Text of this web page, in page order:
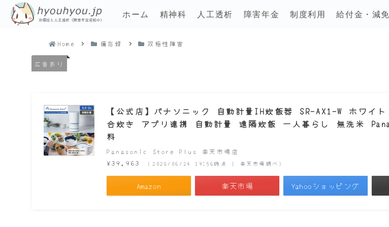
ホーム 精神科 人工透析 障害年金 制度利用 給付金・減免
Home 備忘録 双極性障害
広告あり
【公式店】パナソニック 自動計量IH炊飯器 SR-AX1-W ホワ
合炊き アプリ連携 自動計量 遠隔炊飯 一人暮らし 無洗米
料
Panasonic Store Plus 楽天市場店
¥39,963 （2026/06/24 19:56時点 | 楽天市場調べ）
Amazon 楽天市場 Yahooショッピング